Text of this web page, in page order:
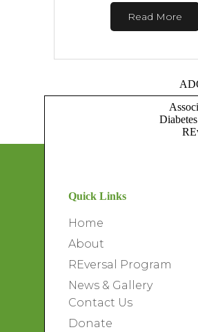
Read More
Quick Links
Home
About
REversal Program
News & Gallery
Contact Us
Donate